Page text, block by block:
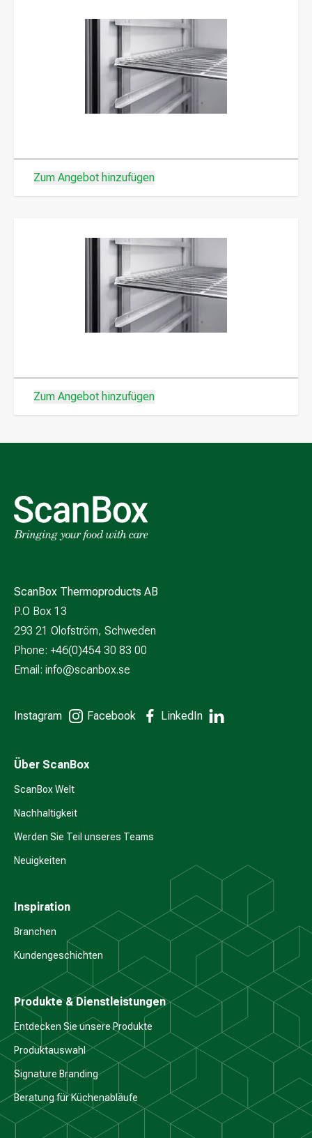
Zum Angebot hinzufügen
Zum Angebot hinzufügen
ScanBox Thermoproducts AB
P.O Box 13
293 21 Olofström, Schweden
Phone: +46(0)454 30 83 00
Email: info@scanbox.se
Instagram Facebook LinkedIn
Über ScanBox
ScanBox Welt
Nachhaltigkeit
Werden Sie Teil unseres Teams
Neuigkeiten
Inspiration
Branchen
Kundengeschichten
Produkte & Dienstleistungen
Entdecken Sie unsere Produkte
Produktauswahl
Signature Branding
Beratung für Küchenabläufe